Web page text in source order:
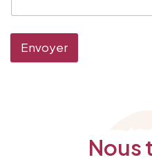
Envoyer
Nous